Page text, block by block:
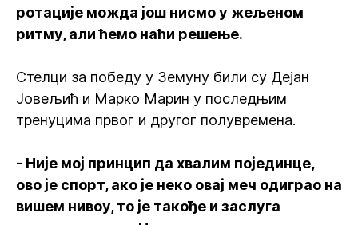
ротације можда још нисмо у жељеном
ритму, али ћемо наћи решење.
Стелци за победу у Земуну били су Дејан
Јовељић и Марко Марин у последњим
тренуцима првог и другог полувремена.
- Није мој принцип да хвалим појединце,
ово је спорт, ако је неко овај меч одиграо на
вишем нивоу, то је такође и заслуга